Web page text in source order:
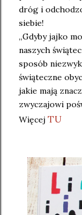
dróg i
siebie!
„Gdyby jajko
naszych
sposób
świąteczne
jakie mają
zwyczajowi
Więcej TU